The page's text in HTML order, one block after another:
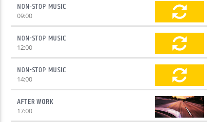
NON-STOP MUSIC
09:00
NON-STOP MUSIC
12:00
NON-STOP MUSIC
14:00
AFTER WORK
17:00